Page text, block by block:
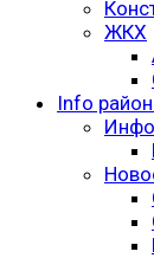
ЖКХ
Info